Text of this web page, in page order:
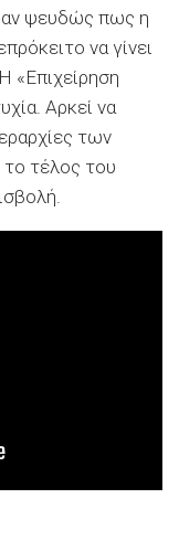
ψευδώς πως η
να γίνει
«Επιχείρηση
Αρκεί να
των
τέλος του